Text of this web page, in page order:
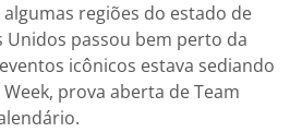
regiões do estado de
Unidos passou bem perto da
icônicos estava sediando
prova aberta de Team